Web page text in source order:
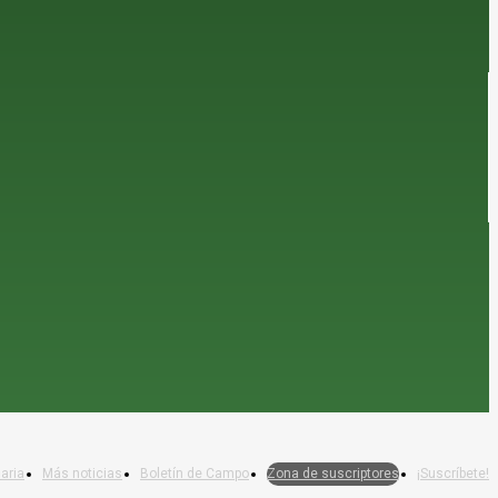
Más noticias Boletín de Campo Zona de suscriptores ¡Suscríbete!